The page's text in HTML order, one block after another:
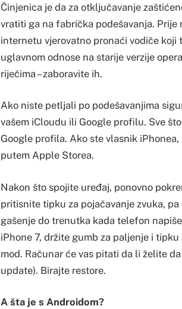
Činjenica je da za otključavanje
vratiti ga na fabrička podešavanja. Prije
internetu vjerovatno pronaći vodiče koji
uglavnom odnose na starije verzije
riječima – zaboravite ih.
Ako niste petljali po podešavanjima
vašem iCloudu ili Google profilu. Sve
Google profila. Ako ste vlasnik
putem Apple Storea.
Nakon što spojite uređaj, ponovno
pritisnite tipku za pojačavanje zvuka,
gašenje do trenutka kada telefon
iPhone 7, držite gumb za paljenje i
mod. Računar će vas pitati da li želite
update). Birajte restore.
A šta je s Androidom?